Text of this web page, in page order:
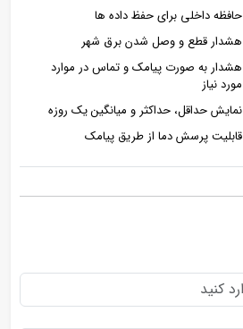
حافظه داخلی برای حفظ داده ها
هشدار قطع و وصل شدن برق شهر
هشدار به صورت پیامک و تماس در موارد
مورد نیاز
نمایش حداقل، حداکثر و میانگین یک روزه
قابلیت پرسش دما از طریق پیامک